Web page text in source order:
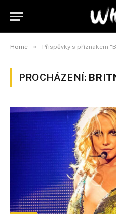
Home » Příspěvky s příznakem
PROCHÁZENÍ: